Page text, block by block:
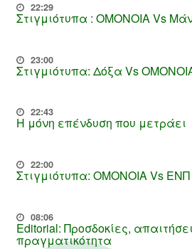
22:29
Στιγμιότυπα : ΟΜΟΝΟΙΑ Vs
23:00
Στιγμιότυπα: Δόξα Vs
22:43
Η μόνη επένδυση που μετράει
22:00
Στιγμιότυπα: ΟΜΟΝΟΙΑ Vs ΕΝΠ
08:06
Editorial: Προσδοκίες,
πραγματικότητα